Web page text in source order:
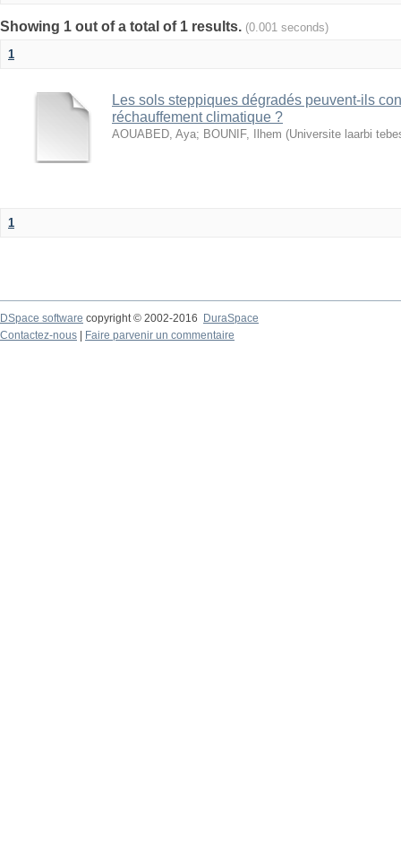
Showing 1 out of a total of 1 results. (0.001 seconds)
1
Les sols steppiques dégradés peuvent-ils
réchauffement climatique ?
AOUABED, Aya; BOUNIF, Ilhem (Universite laarbi
1
DSpace software copyright © 2002-2016
DuraSpace
Contactez-nous
Faire parvenir un commentaire